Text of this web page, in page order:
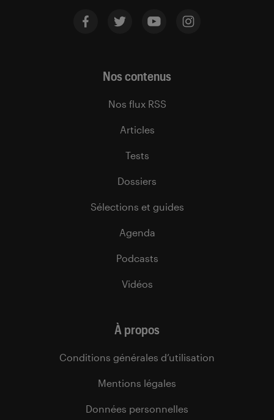
Nos contenus
Nos flux RSS
Articles
Tests
Dossiers
Sélections et guides
Agenda
Podcasts
Vidéos
À propos
Conditions générales d’utilisation
Mentions légales
Données personnelles